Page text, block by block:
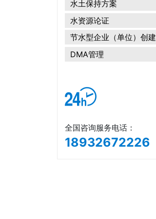
水土保持方案
水资源论证
节水型企业（单位）创建
DMA管理
全国咨询服务电话：
18932672226